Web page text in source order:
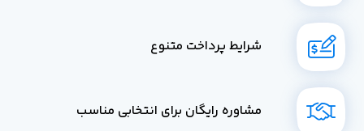
شرایط پرداخت متنوع
مشاوره رایگان برای انتخابی مناسب